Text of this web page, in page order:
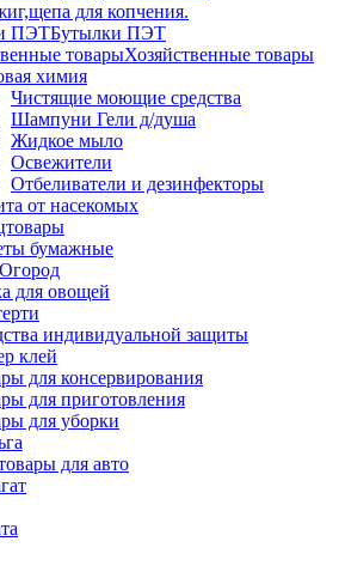
для копчения.
Бутылки ПЭТ
Хозяйственные товары
химия
Чистящие моющие средства
Шампуни Гели д/душа
Жидкое мыло
Освежители
Отбеливатели и дезинфекторы
от насекомых
бумажные
для овощей
индивидуальной защиты
клей
для консервирования
для приготовления
для уборки
для авто